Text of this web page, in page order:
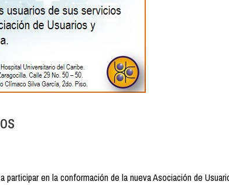
participar en la conformación de la nueva Asociación de